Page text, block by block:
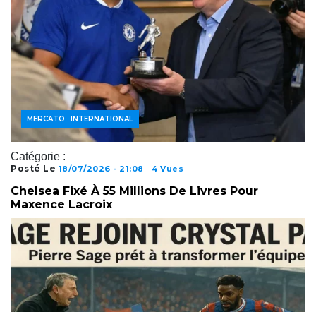
Catégorie :
FOOTBALL INTERNATIONAL
MERCATO
Posté Le 18/07/2026 - 21:08 4 Vues
Chelsea Fixé À 55 Millions De Livres Pour
Maxence Lacroix